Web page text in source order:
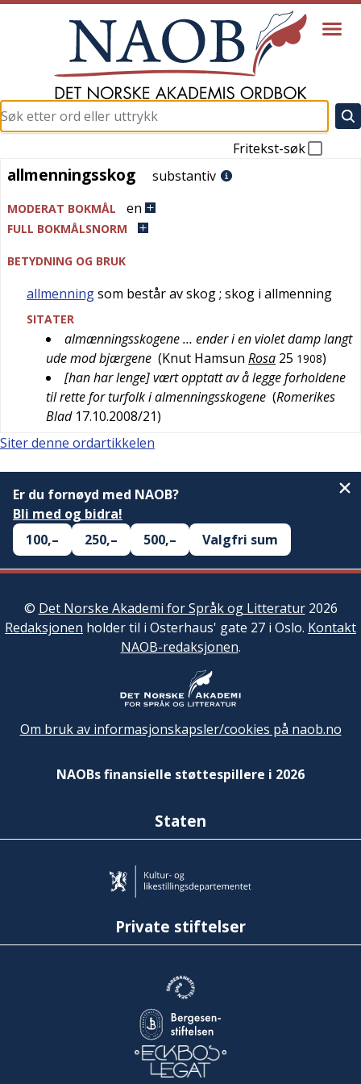
Fritekst-søk
allmenningsskog
allmenningsskog substantiv
MODERAT BOKMÅL en
FULL BOKMÅLSNORM
BETYDNING OG BRUK
allmenningsom består av skog; skog i allmenning
SITATER
almænningsskogene … ender i en violet damp langt
ude mod bjærgene (Knut Hamsun Rosa 25 1908)
[han har lenge] vært opptatt av å legge forholdene
til rette for turfolk i almenningsskogene (Romerikes
Blad 17.10.2008/21)
Siter denne ordartikkelen
Er du fornøyd med NAOB?
Bli med og bidra!
100,–
250,– 500,– Valgfri sum
© Det Norske Akademi for Språk og Litteratur2026
Redaksjonen holder til i Osterhaus' gate 27 i Oslo. Kontakt
NAOB-redaksjonen.
Om bruk av informasjonskapsler/cookies på naob.no
NAOBs finansielle støttespillere i 2026
Staten
Private stiftelser